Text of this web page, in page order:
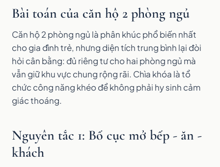
Bài toán của căn hộ 2 phòng ngủ
Căn hộ 2 phòng ngủ là phân khúc phổ biến nhất
cho gia đình trẻ, nhưng diện tích trung bình lại đòi
hỏi cân bằng: đủ riêng tư cho hai phòng ngủ mà
vẫn giữ khu vực chung rộng rãi. Chìa khóa là tổ
chức công năng khéo để không phải hy sinh cảm
giác thoáng.
Nguyên tắc 1: Bố cục mở bếp - ăn -
khách